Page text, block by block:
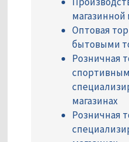
Оптовая
бытовыми
Розничная
магазинах
Розничная